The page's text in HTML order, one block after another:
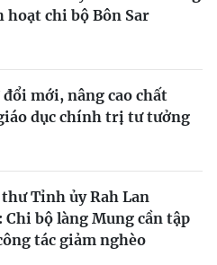
hoạt chi bộ Bôn Sar
đổi mới, nâng cao chất
dục chính trị tư tưởng
Tỉnh ủy Rah Lan
Chi bộ làng Mung cần tập
tác giảm nghèo